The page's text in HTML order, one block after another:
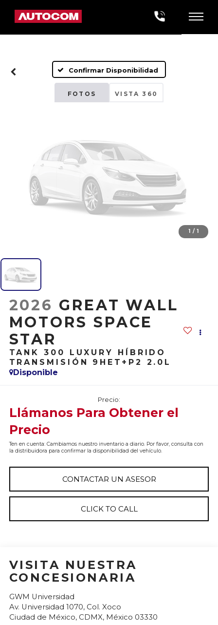
Confirmar Disponibilidad
FOTOS VISTA 360
Fotos No
Disponibles
Por favor, revise luego
1 / 1
2026 GREAT WALL
MOTORS SPACE
STAR
TANK 300 LUXURY HÍBRIDO
TRANSMISIÓN 9HET+P2 2.0L
Disponible
Precio:
Llámanos Para Obtener el
Precio
Ten en cuenta: Cambiamos nuestro inventario a diario. Por favor, consulta con
la distribuidora para confirmar la disponibilidad del vehículo.
CONTACTAR UN ASESOR
CLICK TO CALL
VISITA NUESTRA
CONCESIONARIA
GWM Universidad
Av. Universidad 1070, Col. Xoco
Ciudad de México, CDMX, México 03330